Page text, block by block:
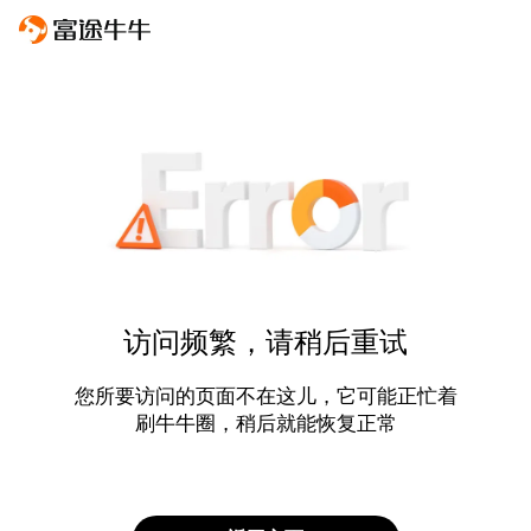
访问频繁，请稍后重试
您所要访问的页面不在这儿，它可能正忙着
刷牛牛圈，稍后就能恢复正常